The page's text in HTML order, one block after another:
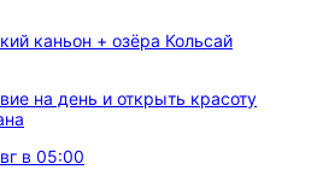
каньон + озёра Кольсай
на день и открыть красоту
в 05:00